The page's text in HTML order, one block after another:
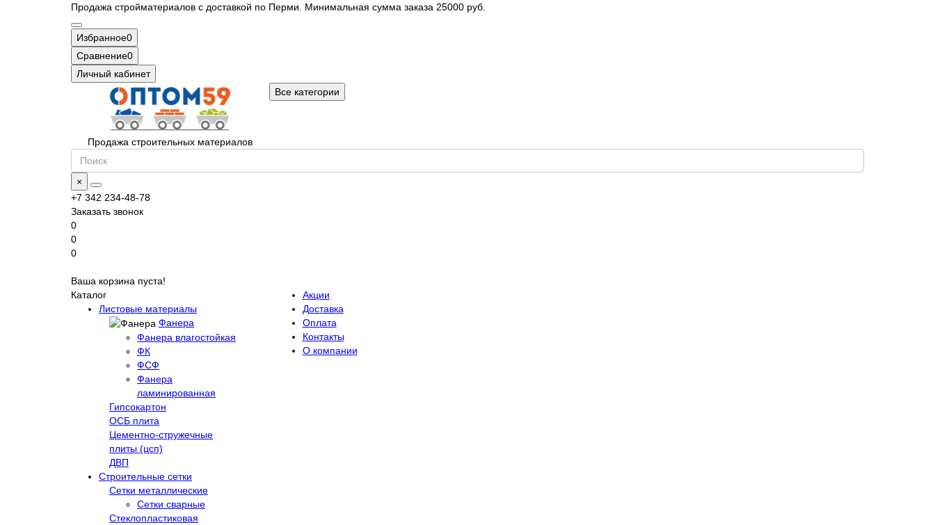
Продажа стройматериалов с доставкой по Перми. Минимальная сумма заказа 25000 руб.
Избранное0
Сравнение0
Личный кабинет
Продажа строительных материалов
Все категории
×
+7 342 234-48-78
Заказать звонок
0
0
0
Ваша корзина пуста!
Каталог
Листовые материалы
Фанера
Фанера влагостойкая
ФК
ФСФ
Фанера
ламинированная
Гипсокартон
ОСБ плита
Цементно-стружечные
плиты (цсп)
ДВП
Строительные сетки
Сетки металлические
Сетки сварные
Стеклопластиковая
Акции
Доставка
Оплата
Контакты
О компании